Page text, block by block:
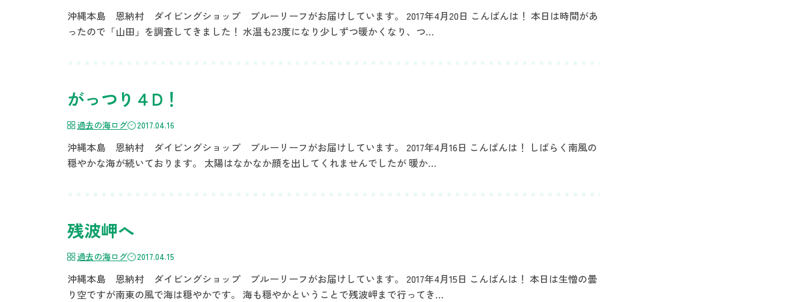
沖縄本島 恩納村 ダイビングショップ ブルーリーフがお届けしています。 2017年4月20日 こんばんは！ 本日は時間があ
ったので「山田」を調査してきました！ 水温も23度になり少しずつ暖かくなり、つ…
がっつり４D！
過去の海ログ 2017.04.16
沖縄本島 恩納村 ダイビングショップ ブルーリーフがお届けしています。 2017年4月16日 こんばんは！ しばらく南風の
穏やかな海が続いております。 太陽はなかなか顔を出してくれませんでしたが 暖か…
残波岬へ
過去の海ログ 2017.04.15
沖縄本島 恩納村 ダイビングショップ ブルーリーフがお届けしています。 2017年4月15日 こんばんは！ 本日は生憎の曇
り空ですが南東の風で海は穏やかです。 海も穏やかということで残波岬まで行ってき…